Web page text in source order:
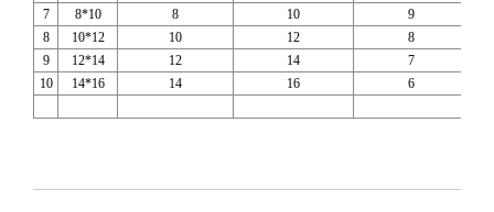
7
8*10 8 10
9
8
10*12 10 12
8
9
12*14 12 14
7
10
14*16 14 16 6